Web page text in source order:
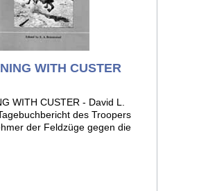
WITH CUSTER
WITH CUSTER - David L.
des Troopers
der Feldzüge gegen die